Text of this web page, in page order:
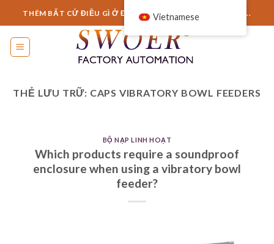
nội
dung
THÊM BẤT CỨ ĐIỀU GÌ Ở ĐÂY HOẶC CHỈ CẦN LOẠI BỎ NÓ...
THẺ LƯU TRỮ: CAPS VIBRATORY BOWL FEEDERS
BỘ NẠP LINH HOẠT
Which products require a soundproof
enclosure when using a vibratory bowl
feeder?
Vietnamese